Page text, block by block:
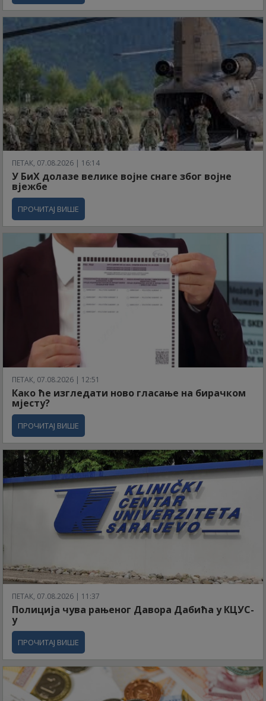
ПЕТАК, 07.08.2026 | 16:14
У БиХ долазе велике војне снаге због војне
вјежбе
ПРОЧИТАЈ ВИШЕ
ПЕТАК, 07.08.2026 | 12:51
Како ће изгледати ново гласање на бирачком
мјесту?
ПРОЧИТАЈ ВИШЕ
ПЕТАК, 07.08.2026 | 11:37
Полиција чува рањеног Давора Дабића у КЦУС-
у
ПРОЧИТАЈ ВИШЕ